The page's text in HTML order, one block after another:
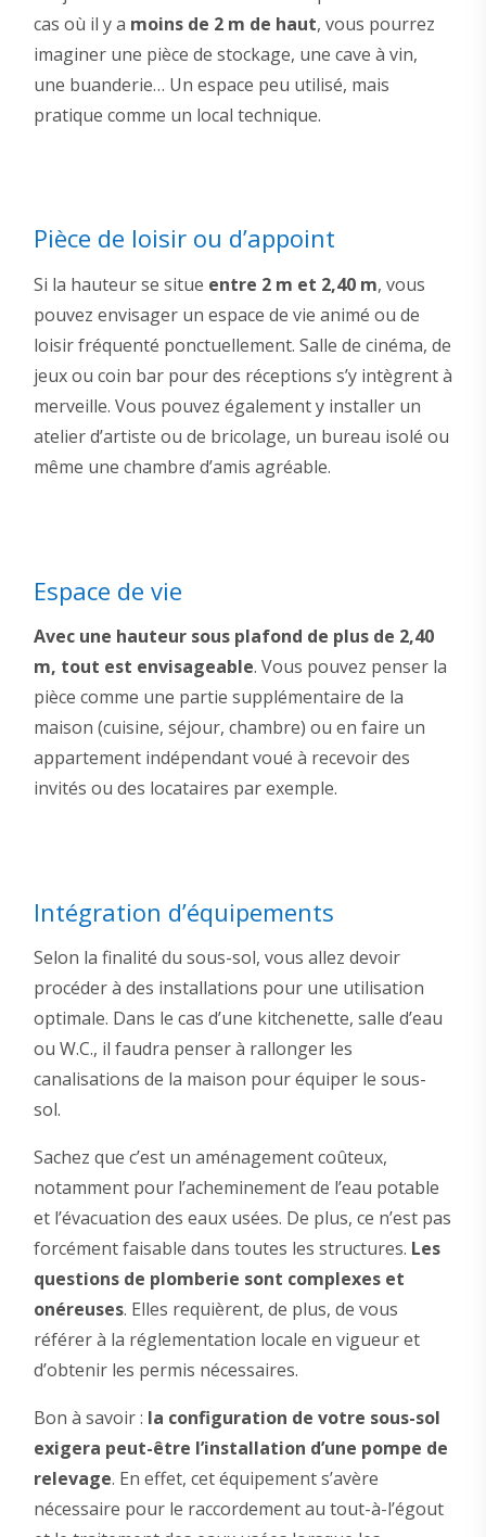
cas où il y a moins de 2 m de haut, vous pourrez
imaginer une pièce de stockage, une cave à vin,
une buanderie… Un espace peu utilisé, mais
pratique comme un local technique.
Pièce de loisir ou d’appoint
Si la hauteur se situe entre 2 m et 2,40 m, vous
pouvez envisager un espace de vie animé ou de
loisir fréquenté ponctuellement. Salle de cinéma, de
jeux ou coin bar pour des réceptions s’y intègrent à
merveille. Vous pouvez également y installer un
atelier d’artiste ou de bricolage, un bureau isolé ou
même une chambre d’amis agréable.
Espace de vie
Avec une hauteur sous plafond de plus de 2,40
m, tout est envisageable. Vous pouvez penser la
pièce comme une partie supplémentaire de la
maison (cuisine, séjour, chambre) ou en faire un
appartement indépendant voué à recevoir des
invités ou des locataires par exemple.
Intégration d’équipements
Selon la finalité du sous-sol, vous allez devoir
procéder à des installations pour une utilisation
optimale. Dans le cas d’une kitchenette, salle d’eau
ou W.C., il faudra penser à rallonger les
canalisations de la maison pour équiper le sous-
sol.
Sachez que c’est un aménagement coûteux,
notamment pour l’acheminement de l’eau potable
et l’évacuation des eaux usées. De plus, ce n’est pas
forcément faisable dans toutes les structures. Les
questions de plomberie sont complexes et
onéreuses. Elles requièrent, de plus, de vous
référer à la réglementation locale en vigueur et
d’obtenir les permis nécessaires.
Bon à savoir : la configuration de votre sous-sol
exigera peut-être l’installation d’une pompe de
relevage. En effet, cet équipement s’avère
nécessaire pour le raccordement au tout-à-l’égout